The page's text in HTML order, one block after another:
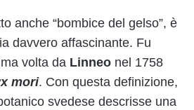
anche “bombice del gelso”, è
davvero affascinante. Fu
volta da Linneo nel 1758
mori. Con questa definizione,
svedese descrisse una